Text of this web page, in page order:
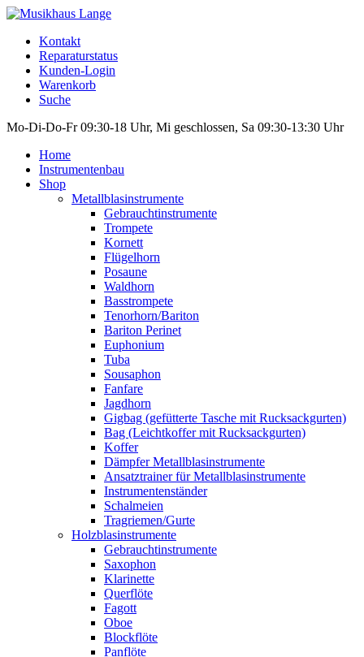
Kontakt
Reparaturstatus
Kunden-Login
Warenkorb
Suche
Mo-Di-Do-Fr 09:30-18 Uhr, Mi geschlossen, Sa 09:30-13:30 Uhr
Home
Instrumentenbau
Shop
Metallblasinstrumente
Gebrauchtinstrumente
Trompete
Kornett
Flügelhorn
Posaune
Waldhorn
Basstrompete
Tenorhorn/Bariton
Bariton Perinet
Euphonium
Tuba
Sousaphon
Fanfare
Jagdhorn
Gigbag (gefütterte Tasche mit Rucksackgurten)
Bag (Leichtkoffer mit Rucksackgurten)
Koffer
Dämpfer Metallblasinstrumente
Ansatztrainer für Metallblasinstrumente
Instrumentenständer
Schalmeien
Tragriemen/Gurte
Holzblasinstrumente
Gebrauchtinstrumente
Saxophon
Klarinette
Querflöte
Fagott
Oboe
Blockflöte
Panflöte